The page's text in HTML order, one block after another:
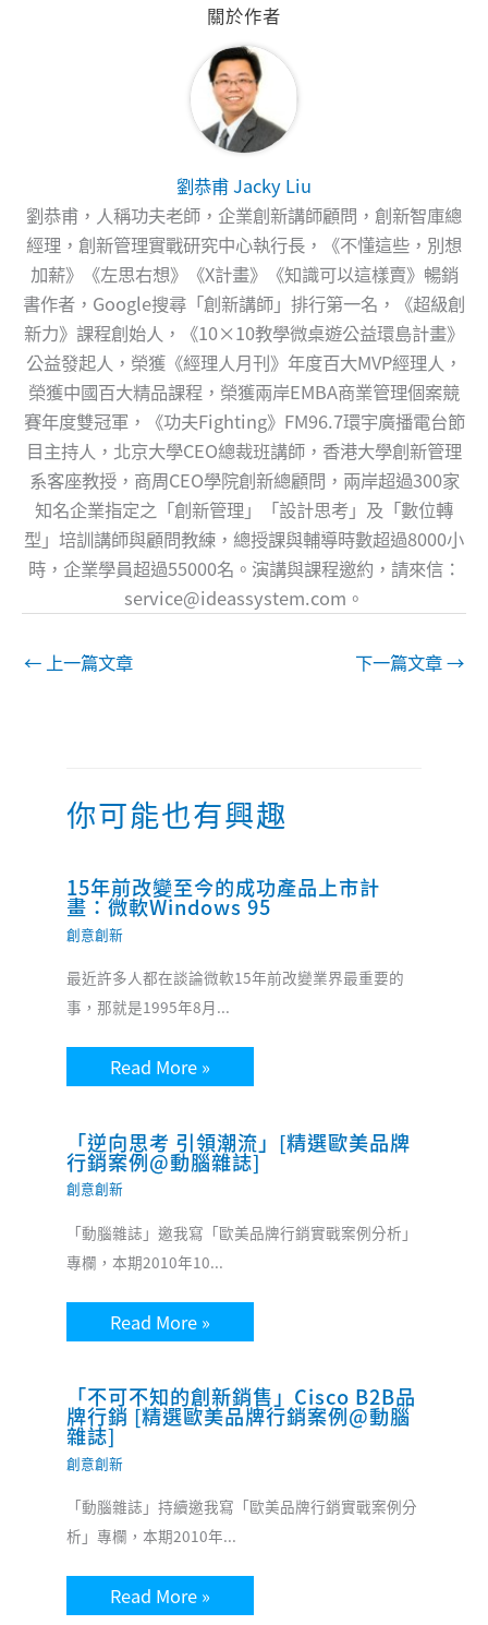
關於作者
劉恭甫 Jacky Liu
劉恭甫，人稱功夫老師，企業創新講師顧問，創新智庫總
經理，創新管理實戰研究中心執行長，《不懂這些，別想
加薪》《左思右想》《X計畫》《知識可以這樣賣》暢銷
書作者，Google搜尋「創新講師」排行第一名，《超級創
新力》課程創始人，《10×10教學微桌遊公益環島計畫》
公益發起人，榮獲《經理人月刊》年度百大MVP經理人，
榮獲中國百大精品課程，榮獲兩岸EMBA商業管理個案競
賽年度雙冠軍，《功夫Fighting》FM96.7環宇廣播電台節
目主持人，北京大學CEO總裁班講師，香港大學創新管理
系客座教授，商周CEO學院創新總顧問，兩岸超過300家
知名企業指定之「創新管理」「設計思考」及「數位轉
型」培訓講師與顧問教練，總授課與輔導時數超過8000小
時，企業學員超過55000名。演講與課程邀約，請來信：
service@ideassystem.com 。
← 上一篇文章 下一篇文章→
你可能也有興趣
15年前改變至今的成功產品上市計
畫：微軟Windows 95
創意創新
最近許多人都在談論微軟15年前改變業界最重要的
事，那就是1995年8月...
Read More »
「逆向思考 引領潮流」[精選歐美品牌
行銷案例@動腦雜誌]
創意創新
「動腦雜誌」邀我寫「歐美品牌行銷實戰案例分析」
專欄，本期2010年10...
Read More »
「不可不知的創新銷售」Cisco B2B品
牌行銷 [精選歐美品牌行銷案例@動腦
雜誌]
創意創新
「動腦雜誌」持續邀我寫「歐美品牌行銷實戰案例分
析」專欄，本期2010年...
Read More »